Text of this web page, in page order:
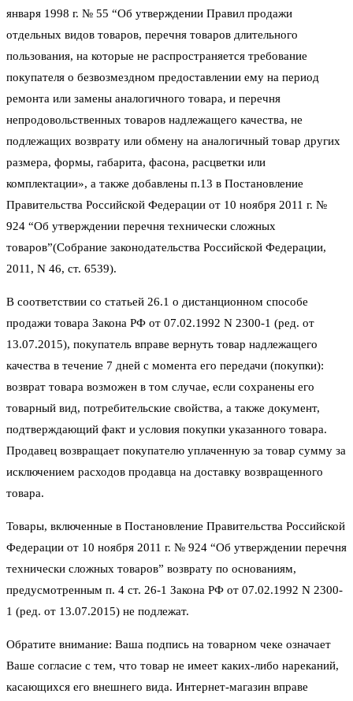
января 1998 г. № 55 “Об утверждении Правил продажи
отдельных видов товаров, перечня товаров длительного
пользования, на которые не распространяется требование
покупателя о безвозмездном предоставлении ему на период
ремонта или замены аналогичного товара, и перечня
непродовольственных товаров надлежащего качества, не
подлежащих возврату или обмену на аналогичный товар других
размера, формы, габарита, фасона, расцветки или
комплектации», а также добавлены п.13 в Постановление
Правительства Российской Федерации от 10 ноября 2011 г. №
924 “Об утверждении перечня технически сложных
товаров”(Собрание законодательства Российской Федерации,
2011, N 46, ст. 6539).
В соответствии со статьей 26.1 о дистанционном способе
продажи товара Закона РФ от 07.02.1992 N 2300-1 (ред. от
13.07.2015), покупатель вправе вернуть товар надлежащего
качества в течение 7 дней с момента его передачи (покупки):
возврат товара возможен в том случае, если сохранены его
товарный вид, потребительские свойства, а также документ,
подтверждающий факт и условия покупки указанного товара.
Продавец возвращает покупателю уплаченную за товар сумму за
исключением расходов продавца на доставку возвращенного
товара.
Товары, включенные в Постановление Правительства Российской
Федерации от 10 ноября 2011 г. № 924 “Об утверждении перечня
технически сложных товаров” возврату по основаниям,
предусмотренным п. 4 ст. 26-1 Закона РФ от 07.02.1992 N 2300-
1 (ред. от 13.07.2015) не подлежат.
Обратите внимание: Ваша подпись на товарном чеке означает
Ваше согласие с тем, что товар не имеет каких-либо нареканий,
касающихся его внешнего вида. Интернет-магазин вправе